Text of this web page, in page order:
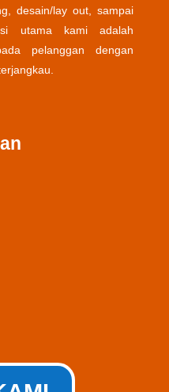
desain/lay out, sampai
utama kami adalah
pelanggan dengan